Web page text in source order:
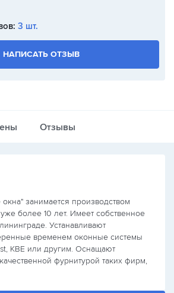
3 шт.
НАПИСАТЬ ОТЗЫВ
Отзывы
занимается производством
более 10 лет. Имеет собственное
Устанавливают
временем оконные системы
KBE или другим. Оснащают
фурнитурой таких фирм,